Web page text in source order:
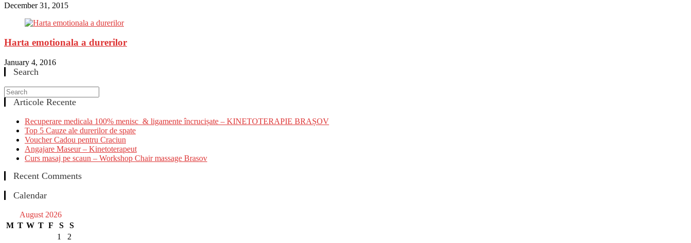
December 31, 2015
Harta emotionala a durerilor
January 4, 2016
Search
Articole Recente
Recuperare medicala 100% menisc & ligamente încrucișate – KINETOTERAPIE BRAȘOV
Top 5 Cauze ale durerilor de spate
Voucher Cadou pentru Craciun
Angajare Maseur – Kinetoterapeut
Curs masaj pe scaun – Workshop Chair massage Brasov
Recent Comments
Calendar
August 2026
M T W T F S
S
1
2